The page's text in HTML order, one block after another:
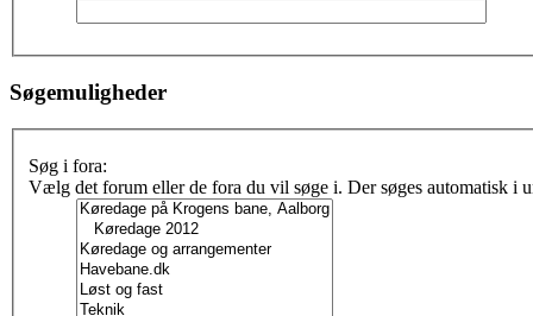
Søgemuligheder
Søg i fora:
Vælg det forum eller de fora du vil søge i. Der søges automatisk i